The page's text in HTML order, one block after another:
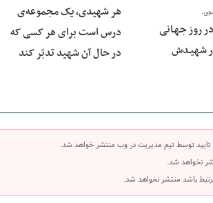
روز جهـانی
شهیـدش
هر شهیدی، یک مجموعه‌ی
درس است برای هر کسی که
در حال آن شهید تدبّر کند
توسط تیم مدیریت در وب منتشر خواهد شد.
نخواهد شد.
باشد منتشر نخواهد شد.